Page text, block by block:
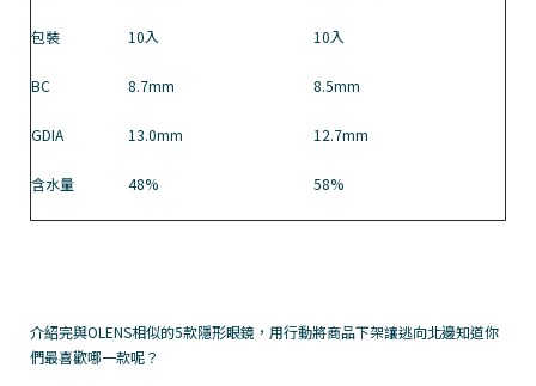
包裝 10入 10入
BC 8.7mm 8.5mm
GDIA 13.0mm 12.7mm
含水量 48% 58%
介紹完與OLENS相似的5款隱形眼鏡，用行動將商品下架讓逃向北邊知道你
們最喜歡哪一款呢？